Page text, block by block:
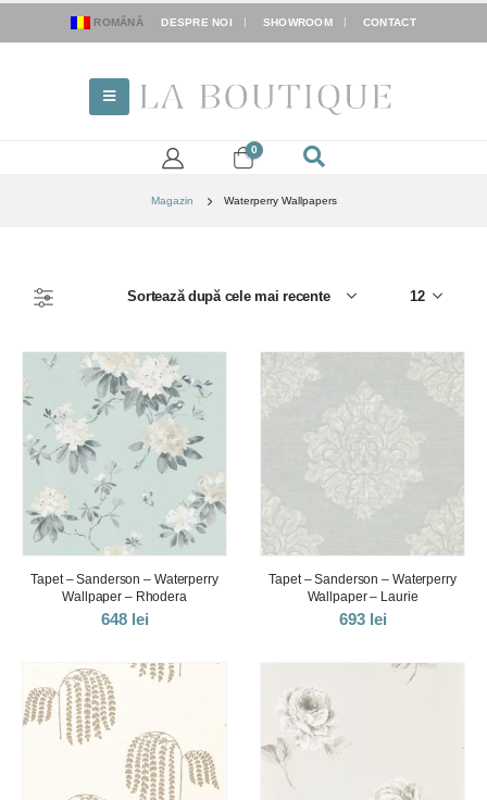
ROMÂNĂ DESPRE NOI SHOWROOM CONTACT
0
Magazin Waterperry Wallpapers
Tapet – Sanderson – Waterperry
Wallpaper – Rhodera
648 lei
Tapet – Sanderson – Waterperry
Wallpaper – Laurie
693 lei